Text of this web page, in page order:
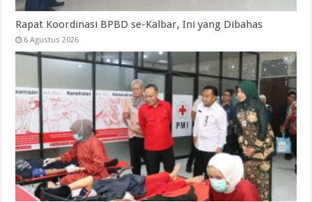
Rapat Koordinasi BPBD se-Kalbar, Ini yang Dibahas
6 Agustus 2026